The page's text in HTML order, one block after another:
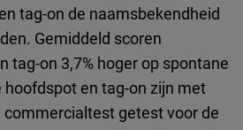
tag-on de naamsbekendheid
Gemiddeld scoren
tag-on 3,7% hoger op spontane
hoofdspot en tag-on zijn met
commercialtest getest voor de